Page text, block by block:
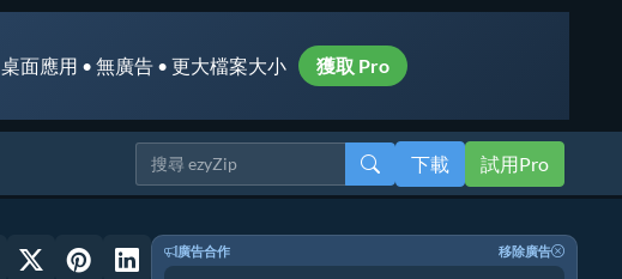
桌面應用 • 無廣告 • 更大檔案大小 獲取 Pro
下載 試用Pro
廣告合作 移除廣告